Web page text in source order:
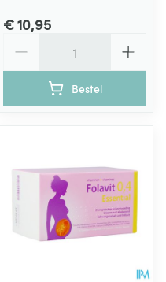
€ 10,95
Bestel